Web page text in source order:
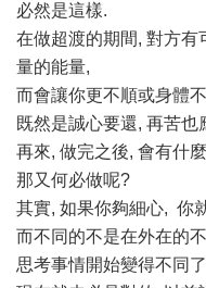
必然是這樣.
在做超渡的期間, 對方有
量的能量,
而會讓你更不順或身體
既然是誠心要還, 再苦也
再來, 做完之後, 會有什
那又何必做呢?
其實, 如果你夠細心, 你
而不同的不是在外在的
思考事情開始變得不同